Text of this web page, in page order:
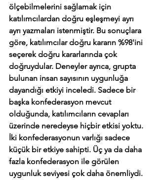
ölçebilmelerini sağlamak için
katılımcılardan doğru eşleşmeyi ayrı
ayrı yazmaları istenmiştir. Bu sonuçlara
göre, katılımcılar doğru kararın %98'ini
seçerek doğru kararlarında çok
doğruydular. Deneyler ayrıca, grupta
bulunan insan sayısının uygunluğa
dayandığı etkiyi inceledi. Sadece bir
başka konfederasyon mevcut
olduğunda, katılımcıların cevapları
üzerinde neredeyse hiçbir etkisi yoktu.
İki konfederasyonun varlığı sadece
küçük bir etkiye sahipti. Üç ya da daha
fazla konfederasyon ile görülen
uygunluk seviyesi çok daha önemliydi.